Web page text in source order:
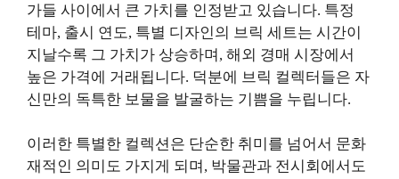
가들 사이에서 큰 가치를 인정받고 있습니다. 특정
테마, 출시 연도, 특별 디자인의 브릭 세트는 시간이
지날수록 그 가치가 상승하며, 해외 경매 시장에서
높은 가격에 거래됩니다. 덕분에 브릭 컬렉터들은 자
신만의 독특한 보물을 발굴하는 기쁨을 누립니다.
이러한 특별한 컬렉션은 단순한 취미를 넘어서 문화
재적인 의미도 가지게 되며, 박물관과 전시회에서도